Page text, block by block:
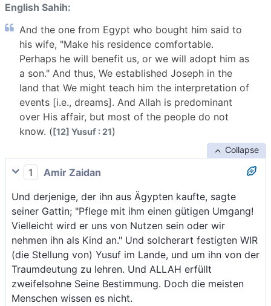
English Sahih:
And the one from Egypt who bought him said to
his wife, "Make his residence comfortable.
Perhaps he will benefit us, or we will adopt him as
a son." And thus, We established Joseph in the
land that We might teach him the interpretation of
events [i.e., dreams]. And Allah is predominant
over His affair, but most of the people do not
know. ([12] Yusuf : 21)
Collapse
1
Amir Zaidan
Und derjenige, der ihn aus Ägypten kaufte, sagte
seiner Gattin; "Pflege mit ihm einen gütigen Umgang!
Vielleicht wird er uns von Nutzen sein oder wir
nehmen ihn als Kind an." Und solcherart festigten WIR
(die Stellung von) Yusuf im Lande, und um ihn von der
Traumdeutung zu lehren. Und ALLAH erfüllt
zweifelsohne Seine Bestimmung. Doch die meisten
Menschen wissen es nicht.